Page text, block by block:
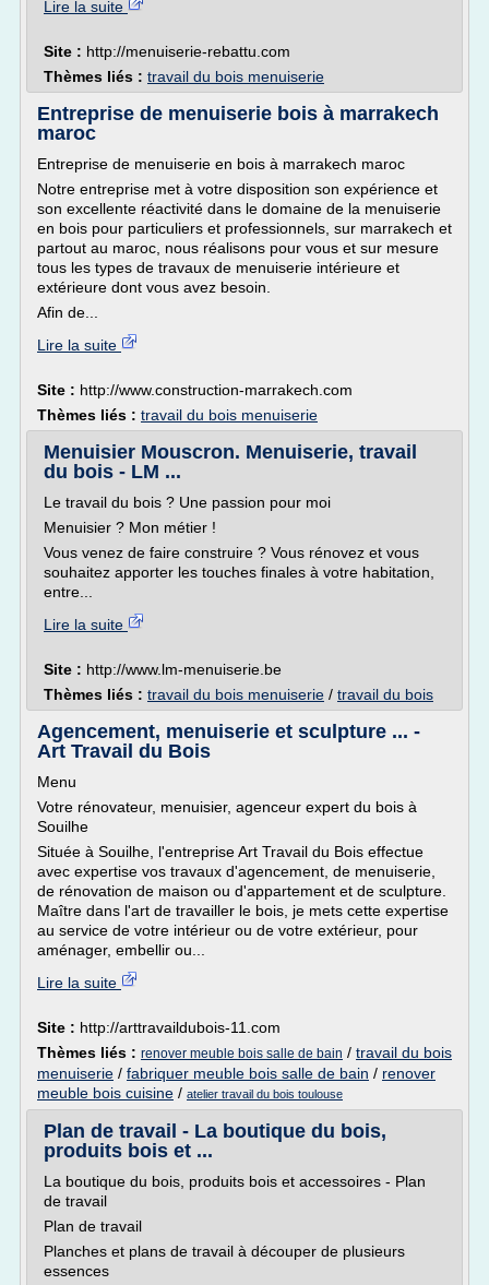
Lire la suite
Site : http://menuiserie-rebattu.com
Thèmes liés : travail du bois menuiserie
Entreprise de menuiserie bois à marrakech
maroc
Entreprise de menuiserie en bois à marrakech maroc
Notre entreprise met à votre disposition son expérience et
son excellente réactivité dans le domaine de la menuiserie
en bois pour particuliers et professionnels, sur marrakech et
partout au maroc, nous réalisons pour vous et sur mesure
tous les types de travaux de menuiserie intérieure et
extérieure dont vous avez besoin.
Afin de...
Lire la suite
Site : http://www.construction-marrakech.com
Thèmes liés : travail du bois menuiserie
Menuisier Mouscron. Menuiserie, travail
du bois - LM ...
Le travail du bois ? Une passion pour moi
Menuisier ? Mon métier !
Vous venez de faire construire ? Vous rénovez et vous
souhaitez apporter les touches finales à votre habitation,
entre...
Lire la suite
Site : http://www.lm-menuiserie.be
Thèmes liés : travail du bois menuiserie / travail du bois
Agencement, menuiserie et sculpture ... -
Art Travail du Bois
Menu
Votre rénovateur, menuisier, agenceur expert du bois à
Souilhe
Située à Souilhe, l'entreprise Art Travail du Bois effectue
avec expertise vos travaux d'agencement, de menuiserie,
de rénovation de maison ou d'appartement et de sculpture.
Maître dans l'art de travailler le bois, je mets cette expertise
au service de votre intérieur ou de votre extérieur, pour
aménager, embellir ou...
Lire la suite
Site : http://arttravaildubois-11.com
Thèmes liés : renover meuble bois salle de bain / travail du bois
menuiserie / fabriquer meuble bois salle de bain / renover
meuble bois cuisine / atelier travail du bois toulouse
Plan de travail - La boutique du bois,
produits bois et ...
La boutique du bois, produits bois et accessoires - Plan
de travail
Plan de travail
Planches et plans de travail à découper de plusieurs
essences